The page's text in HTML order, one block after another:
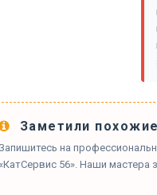
Заметили
на
56». Наши мастера